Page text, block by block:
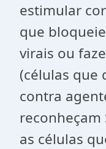
estimular
que
virais ou
(células que
contra
reconheçam
as células